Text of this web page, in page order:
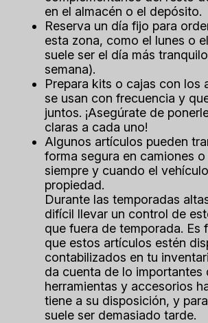
en el almacén o el depósito.
Reserva un día fijo para
esta zona, como el lunes o
suele ser el día más
semana).
Prepara kits o cajas con los
se usan con frecuencia y
juntos. ¡Asegúrate de
claras a cada uno!
Algunos artículos pueden
forma segura en camiones
siempre y cuando el
propiedad.
Durante las temporadas
difícil llevar un control de
que fuera de temporada. Es
que estos artículos estén
contabilizados en tu
da cuenta de lo importantes
herramientas y accesorios
tiene a su disposición, y
suele ser demasiado tarde.